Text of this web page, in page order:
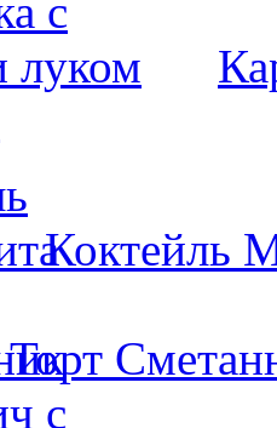
Коктейль
Торт